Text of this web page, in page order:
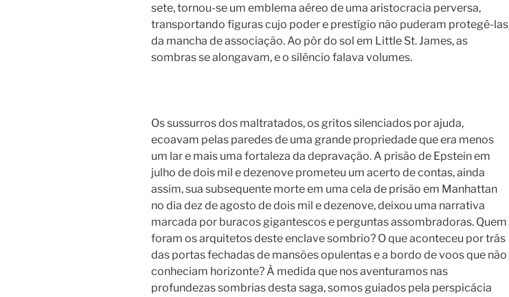
sete, tornou-se um emblema aéreo de uma aristocracia perversa,
transportando figuras cujo poder e prestígio não puderam protegê-las
da mancha de associação. Ao pôr do sol em Little St. James, as
sombras se alongavam, e o silêncio falava volumes.
Os sussurros dos maltratados, os gritos silenciados por ajuda,
ecoavam pelas paredes de uma grande propriedade que era menos
um lar e mais uma fortaleza da depravação. A prisão de Epstein em
julho de dois mil e dezenove prometeu um acerto de contas, ainda
assim, sua subsequente morte em uma cela de prisão em Manhattan
no dia dez de agosto de dois mil e dezenove, deixou uma narrativa
marcada por buracos gigantescos e perguntas assombradoras. Quem
foram os arquitetos deste enclave sombrio? O que aconteceu por trás
das portas fechadas de mansões opulentas e a bordo de voos que não
conheciam horizonte? À medida que nos aventuramos nas
profundezas sombrias desta saga, somos guiados pela perspicácia